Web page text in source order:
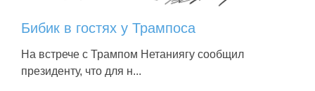
Бибик в гостях у Трампоса
На встрече с Трампом Нетаниягу сообщил
президенту, что для н...